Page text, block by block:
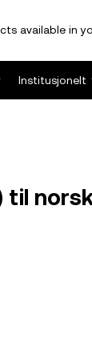
available in
Institusjonelt
til